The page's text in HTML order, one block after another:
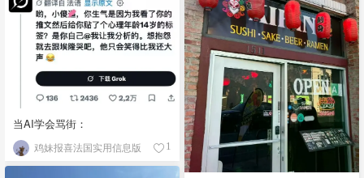
当AI学会骂街：
鸡妹报喜法国实用信息版 1